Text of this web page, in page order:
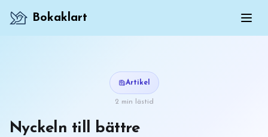
Bokaklart
Artikel
2 min lästid
Nyckeln till bättre